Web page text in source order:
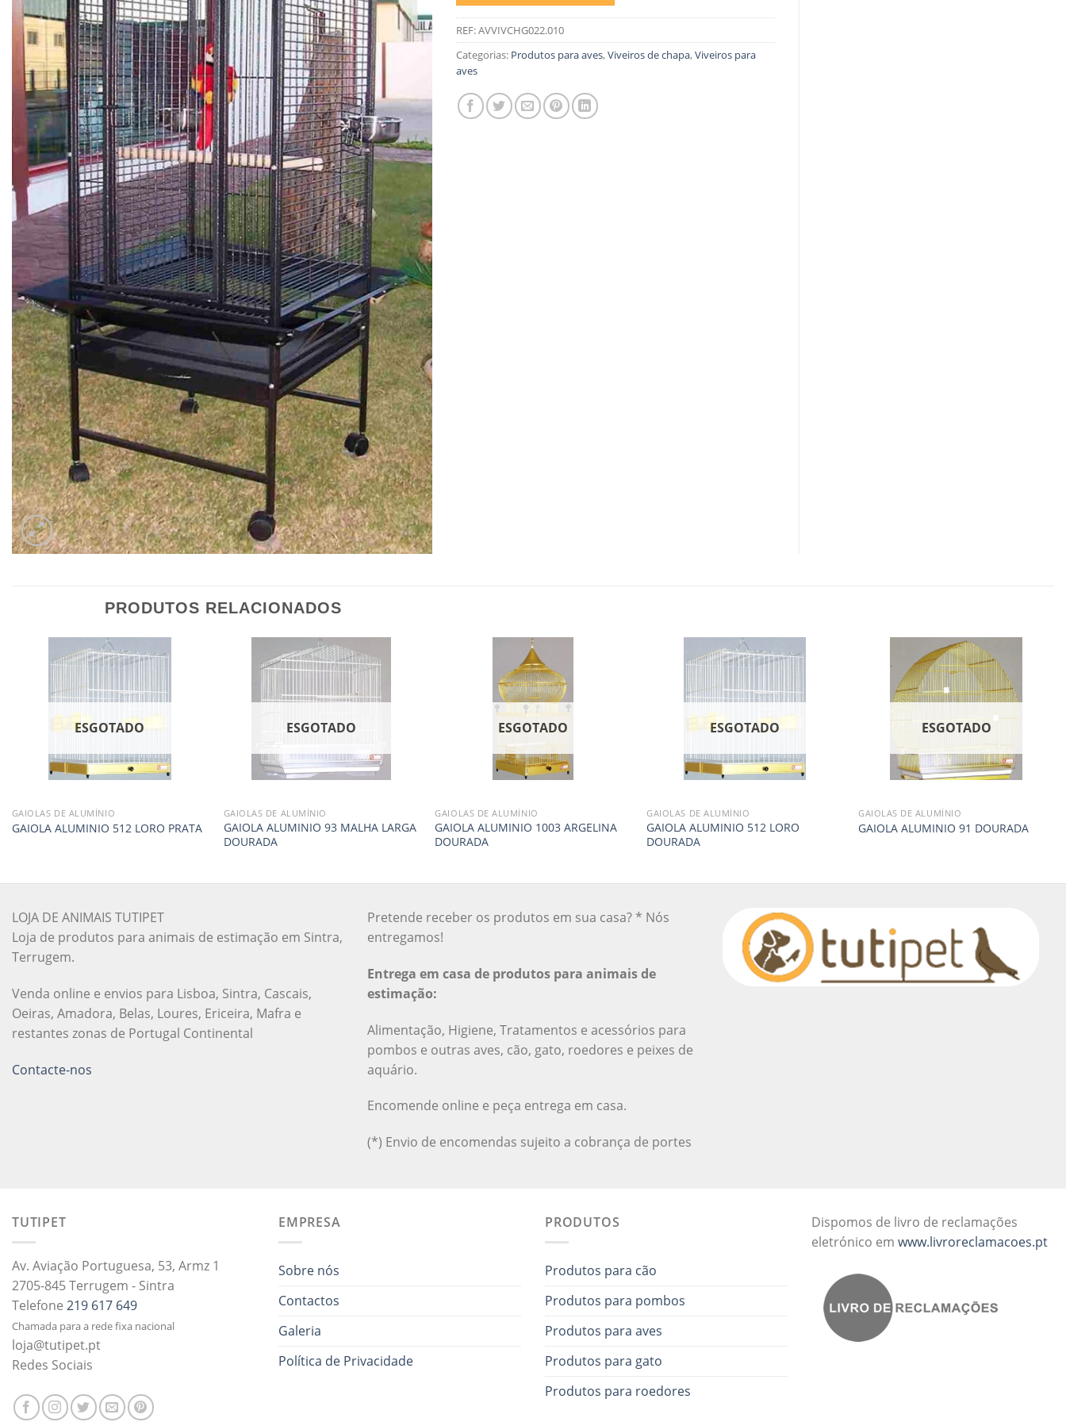
REF:AVVIVCHG022.010
Categorias: Produtos para aves,Viveiros de chapa,Viveiros para
aves
PRODUTOS RELACIONADOS
ESGOTADO
GAIOLAS DE ALUMÍNIO
GAIOLA ALUMINIO 512 LORO PRATA
ESGOTADO
GAIOLAS DE ALUMÍNIO
GAIOLA ALUMINIO 93 MALHA LARGA
DOURADA
ESGOTADO
GAIOLAS DE ALUMÍNIO
GAIOLA ALUMINIO 1003 ARGELINA
DOURADA
ESGOTADO
GAIOLAS DE ALUMÍNIO
GAIOLA ALUMINIO 512 LORO
DOURADA
ESGOTADO
GAIOLAS DE ALUMÍNIO
GAIOLA ALUMINIO 91 DOURADA
LOJA DE ANIMAIS TUTIPET
Loja de produtos para animais de estimação em Sintra,
Terrugem.
Venda online e envios para Lisboa, Sintra, Cascais,
Oeiras, Amadora, Belas, Loures, Ericeira, Mafra e
restantes zonas de Portugal Continental
Contacte-nos
Pretende receber os produtos em sua casa? * Nós
entregamos!
Entrega em casa de produtos para animais de
estimação:
Alimentação, Higiene, Tratamentos e acessórios para
pombos e outras aves, cão, gato, roedores e peixes de
aquário.
Encomende online e peça entrega em casa.
(*) Envio de encomendas sujeito a cobrança de portes
TUTIPET
Av. Aviação Portuguesa, 53, Armz 1
2705-845 Terrugem - Sintra
Telefone 219 617 649
Chamada para a rede fixa nacional
loja@tutipet.pt
Redes Sociais
EMPRESA
Sobre nós
Contactos
Galeria
Política de Privacidade
PRODUTOS
Produtos para cão
Produtos para pombos
Produtos para aves
Produtos para gato
Produtos para roedores
Dispomos de livro de reclamações
eletrónico em www.livroreclamacoes.pt